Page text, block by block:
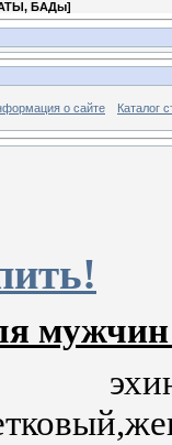
БАДы]
о сайте Каталог